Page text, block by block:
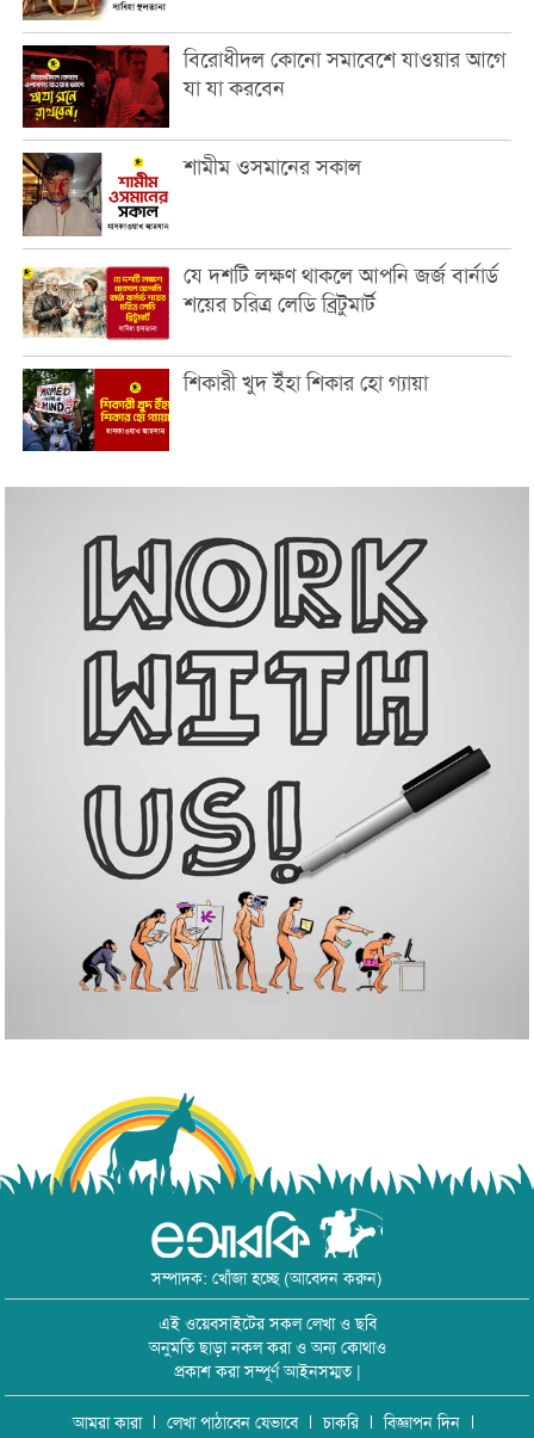
বিরোধীদল কোনো সমাবেশে যাওয়ার আগে
যা যা করবেন
শামীম ওসমানের সকাল
যে দশটি লক্ষণ থাকলে আপনি জর্জ বার্নার্ড
শয়ের চরিত্র লেডি ব্রিটুমার্ট
শিকারী খুদ ইঁহা শিকার হো গ্যায়া
সম্পাদক: খোঁজা হচ্ছে (আবেদন করুন)
এই ওয়েবসাইটের সকল লেখা ও ছবি
অনুমতি ছাড়া নকল করা ও অন্য কোথাও
প্রকাশ করা সম্পূর্ণ আইনসম্মত |
আমরা কারা লেখা পাঠাবেন যেভাবে চাকরি বিজ্ঞাপন দিন